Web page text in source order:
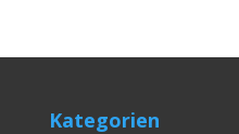
Kategorien